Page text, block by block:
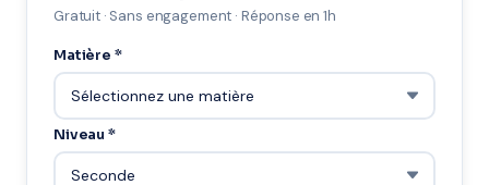
Gratuit · Sans engagement · Réponse en 1h
Matière *
Niveau *